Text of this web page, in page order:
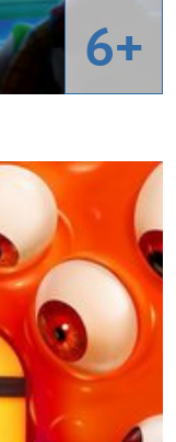
6+